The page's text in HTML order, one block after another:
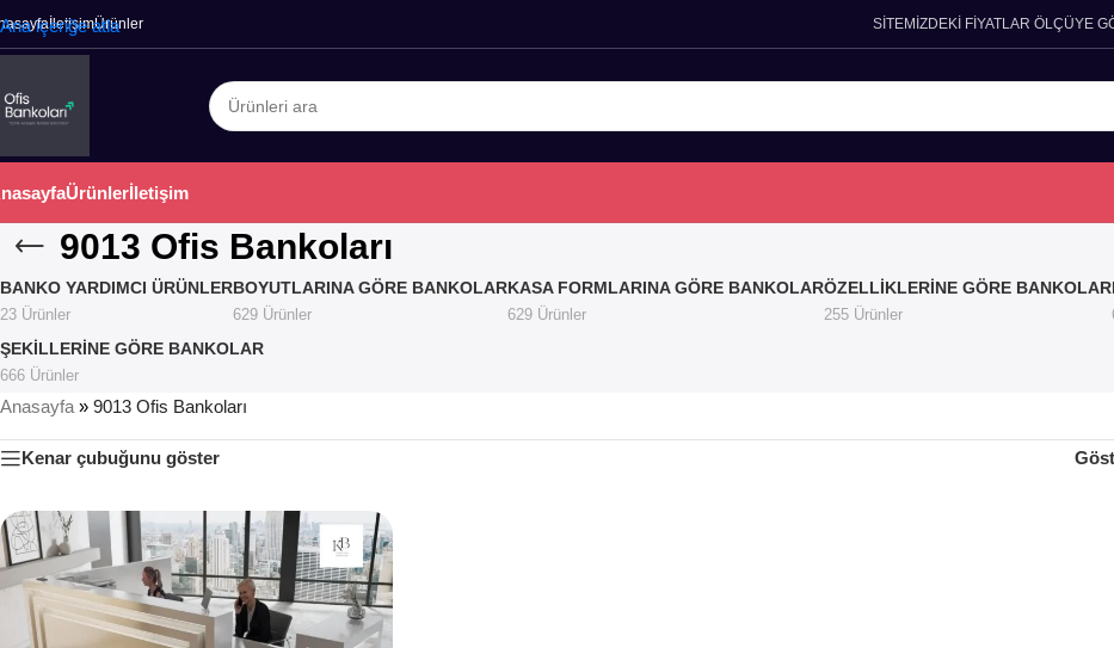
Ana içeriğe atla
İletişimÜrünler SİTEMİZDEKİ FİYATLAR ÖLÇÜYE
Ürünlerİletişim
9013 Ofis Bankoları
BANKO YARDIMCI ÜRÜNLER
23 Ürünler
BOYUTLARINA GÖRE BANKOLAR
629 Ürünler
KASA FORMLARINA GÖRE BANKOLAR
629 Ürünler
ÖZELLIKLERINE GÖRE BANKOLAR
255 Ürünler
ŞEKILLERINE GÖRE BANKOLAR
666 Ürünler
Anasayfa » 9013 Ofis Bankoları
Kenar çubuğunu göster